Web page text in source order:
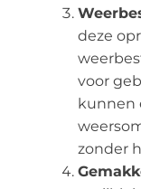
deze
voor
kunnen
zonder